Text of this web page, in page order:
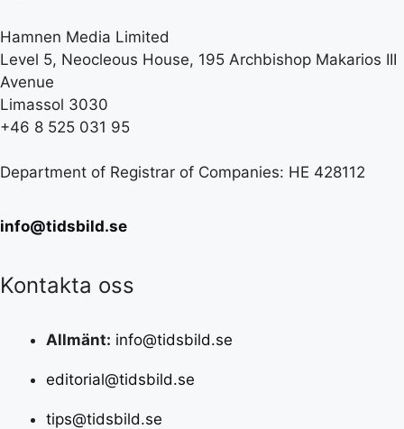
Hamnen Media Limited
Level 5, Neocleous House, 195 Archbishop Makarios III
Avenue
Limassol 3030
+46 8 525 031 95
Department of Registrar of Companies: HE 428112
info@tidsbild.se
Kontakta oss
Allmänt: info@tidsbild.se
editorial@tidsbild.se
tips@tidsbild.se